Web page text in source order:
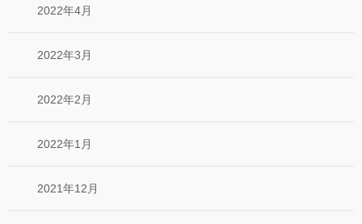
2022年4月
2022年3月
2022年2月
2022年1月
2021年12月